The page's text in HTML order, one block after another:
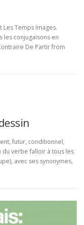
Temps Images.
les conjugaisons en
De Partir from
futur, conditionnel,
verbe falloir à tous les
avec ses synonymes,